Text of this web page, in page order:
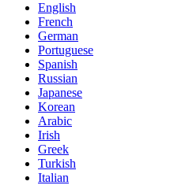
English
French
German
Portuguese
Spanish
Russian
Japanese
Korean
Arabic
Irish
Greek
Turkish
Italian